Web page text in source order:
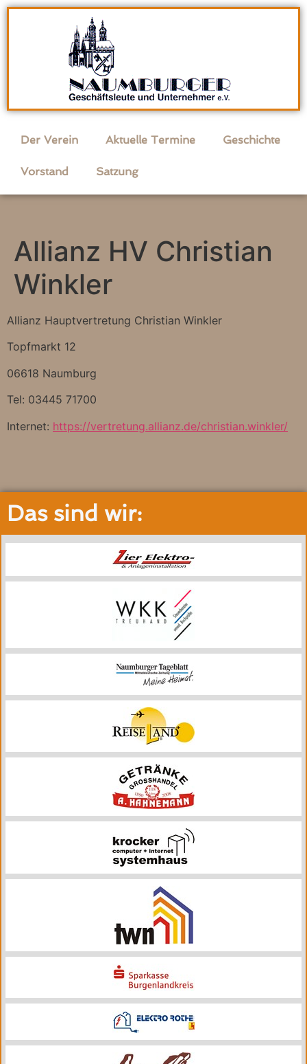
Der Verein Aktuelle Termine Geschichte
Vorstand Satzung
Allianz HV Christian
Winkler
Allianz Hauptvertretung Christian Winkler
Topfmarkt 12
06618 Naumburg
Tel: 03445 71700
Internet: https://vertretung.allianz.de/christian.winkler/
Das sind wir: